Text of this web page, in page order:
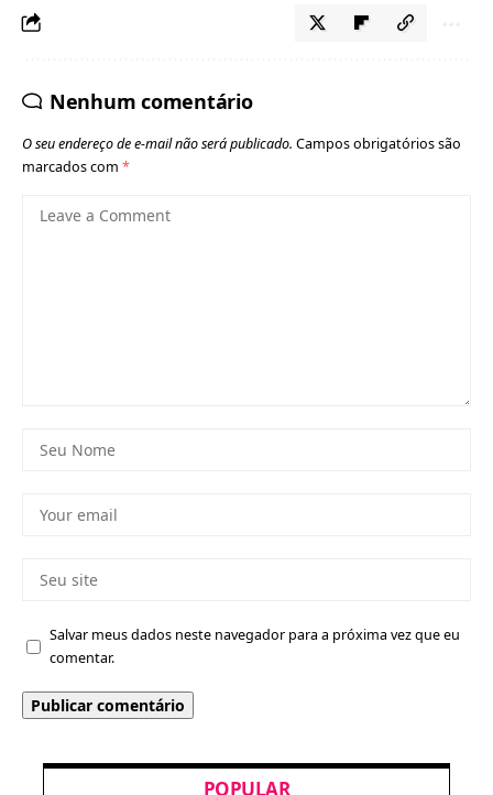
Nenhum comentário
O seu endereço de e-mail não será publicado. Campos obrigatórios são
marcados com *
Salvar meus dados neste navegador para a próxima vez que eu
comentar.
POPULAR